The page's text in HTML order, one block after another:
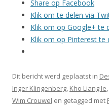
Share op Facebook
Klik om te delen via
Klik om op Google+ te
Klik om op Pinterest te
Dit bericht werd geplaatst in
Inger Klingenberg, Kho Liang Ie,
Wim Crouwel en getagged met